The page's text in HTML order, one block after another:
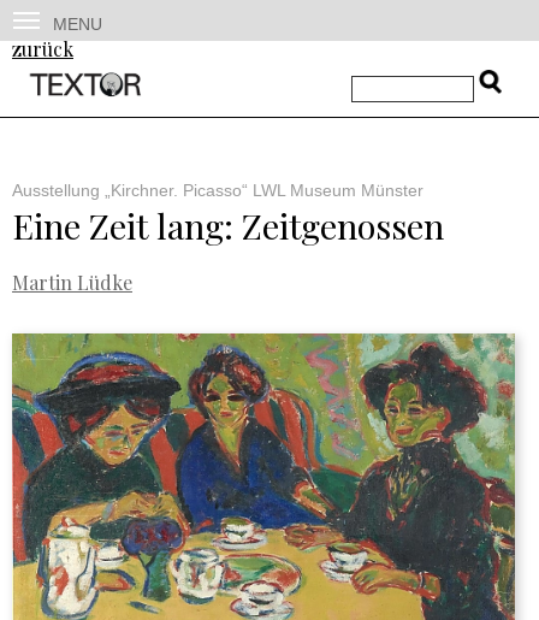
MENU
zurück
Ausstellung „Kirchner. Picasso“ LWL Museum Münster
Eine Zeit lang: Zeitgenossen
Martin Lüdke